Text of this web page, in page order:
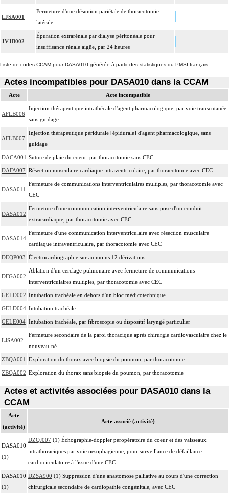
LJSA001
Fermeture d'une désunion pariétale de thoracotomie
latérale
JVJB002
Épuration extrarénale par dialyse péritonéale pour
insuffisance rénale aigüe, par 24 heures
Liste de codes CCAM pour DASA010 générée à partir des statistiques du PMSI français
Actes incompatibles pour DASA010 dans la CCAM
Acte Acte incompatible
AFLB006
Injection thérapeutique intrathécale d'agent pharmacologique, par voie transcutanée
sans guidage
AFLB007
Injection thérapeutique péridurale [épidurale] d'agent pharmacologique, sans
guidage
DACA001 Suture de plaie du coeur, par thoracotomie sans CEC
DAFA007 Résection musculaire cardiaque intraventriculaire, par thoracotomie avec CEC
DASA011
Fermeture de communications interventriculaires multiples, par thoracotomie avec
CEC
DASA012
Fermeture d'une communication interventriculaire sans pose d'un conduit
extracardiaque, par thoracotomie avec CEC
DASA014
Fermeture d'une communication interventriculaire avec résection musculaire
cardiaque intraventriculaire, par thoracotomie avec CEC
DEQP003 Électrocardiographie sur au moins 12 dérivations
DFGA002
Ablation d'un cerclage pulmonaire avec fermeture de communications
interventriculaires multiples, par thoracotomie avec CEC
GELD002 Intubation trachéale en dehors d'un bloc médicotechnique
GELD004 Intubation trachéale
GELE004 Intubation trachéale, par fibroscopie ou dispositif laryngé particulier
LJSA002
Fermeture secondaire de la paroi thoracique après chirurgie cardiovasculaire chez le
nouveau-né
ZBQA001 Exploration du thorax avec biopsie du poumon, par thoracotomie
ZBQA002 Exploration du thorax sans biopsie du poumon, par thoracotomie
Actes et activités associées pour DASA010 dans la
CCAM
Acte
(activité)
Acte associé (activité)
DASA010
(1)
DZQJ007 (1) Échographie-doppler peropératoire du coeur et des vaisseaux
intrathoraciques par voie oesophagienne, pour surveillance de défaillance
cardiocirculatoire à l'issue d'une CEC
DASA010
(1)
DZSA900 (1) Suppression d'une anastomose palliative au cours d'une correction
chirurgicale secondaire de cardiopathie congénitale, avec CEC